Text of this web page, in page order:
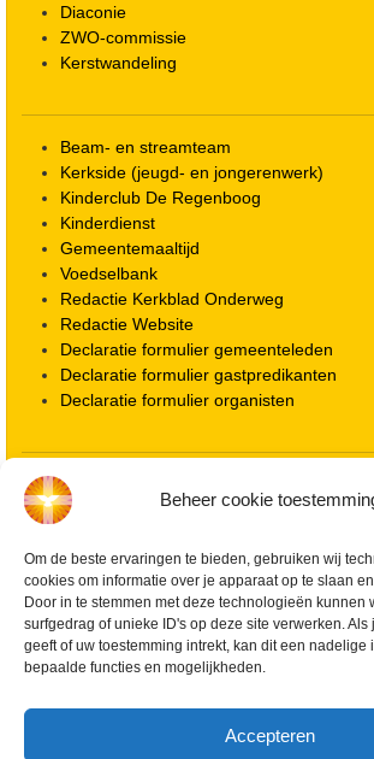
Beheer cookie
Om de beste ervaringen te bieden, gebruiken wij
cookies om informatie over je apparaat op te slaan
Door in te stemmen met deze technologieën kunnen
surfgedrag of unieke ID's op deze site verwerken. Als
geeft of uw toestemming intrekt, kan dit een nadelige
bepaalde functies en mogelijkheden.
Accepteren
Diaconie
ZWO-commissie
Kerstwandeling
Beam- en streamteam
Kerkside (jeugd- en jongerenwerk)
Kinderclub De Regenboog
Kinderdienst
Gemeentemaaltijd
Voedselbank
Redactie Kerkblad Onderweg
Redactie Website
Declaratie formulier gemeenteleden
Declaratie formulier gastpredikanten
Declaratie formulier organisten
Locatie kerk
ANBI informatie PGWD
Vrienden van de Grote Kerk
Info Kerkelijke gebouwen / koster
Redactiestatuut voor kerkblad en website
Beleid Veilige Kerk en gedragscode
Privacy
Cookiebeleid (EU)